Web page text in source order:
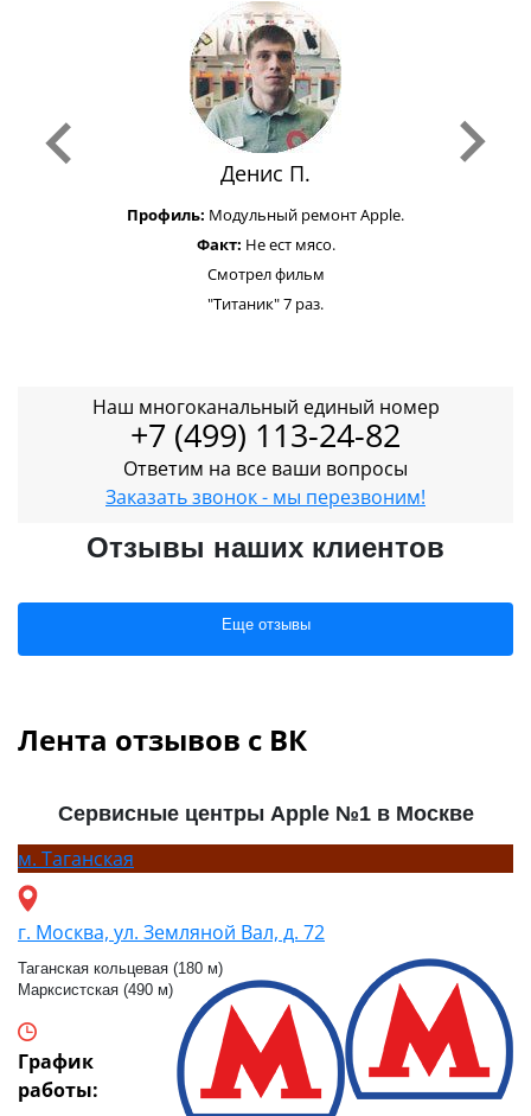
Денис П.
Профиль: Модульный ремонт Apple.
Факт: Не ест мясо.
Смотрел фильм
"Титаник" 7 раз.
Наш многоканальный единый номер
+7 (499) 113-24-82
Ответим на все ваши вопросы
Заказать звонок - мы перезвоним!
Отзывы наших клиентов
Еще отзывы
Лента отзывов с ВК
Сервисные центры Apple №1 в Москве
м. Таганская
г. Москва, ул. Земляной Вал, д. 72
Таганская кольцевая (180 м)
Марксистская (490 м)
График
работы: